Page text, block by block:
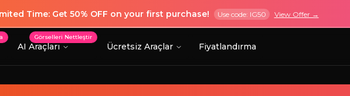
Time: Get 50% OFF on your first purchase! Use code: IG50 View Offer →
AI Araçları
Görselleri Nettleştir
Ücretsiz Araçlar Fiyatlandırma